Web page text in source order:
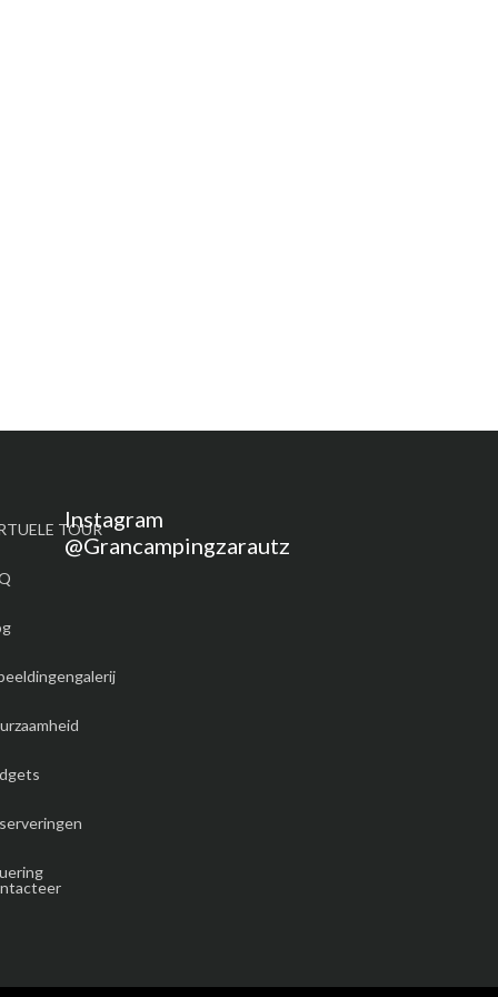
TOUR
Instagram
@grancampingzarautz